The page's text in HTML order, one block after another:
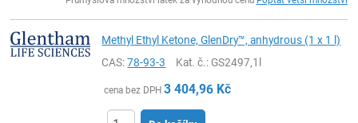
Methyl Ethyl Ketone, GlenDry™, anhydrous (1 x 1 l)
CAS:78-93-3 Kat. č.: GS2497,1l
cena bez DPH 3 404,96 Kč